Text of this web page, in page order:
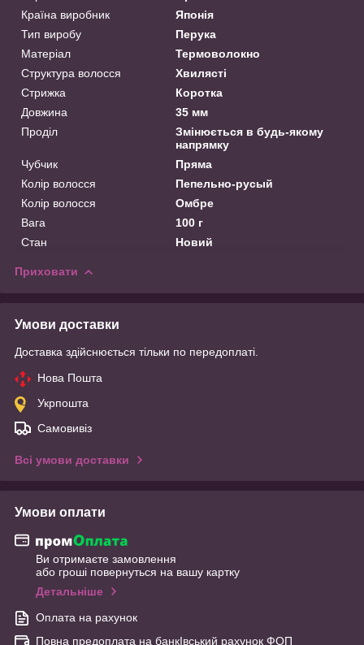
Країна виробник
Японія
Тип виробу
Перука
Матеріал
Термоволокно
Структура волосся
Хвилясті
Стрижка
Коротка
Довжина
35 мм
Проділ
Змінюється в будь-якому
напрямку
Чубчик
Пряма
Колір волосся
Пепельно-русый
Колір волосся
Омбре
Вага
100 г
Стан
Новий
Приховати
Умови доставки
Доставка здійснюється тільки по передоплаті.
Нова Пошта
Укрпошта
Самовивіз
Всі умови доставки
Умови оплати
Ви отримаєте замовлення
або гроші повернуться на вашу картку
Детальніше
Оплата на рахунок
Повна предоплата на банкІвський рахунок ФОП